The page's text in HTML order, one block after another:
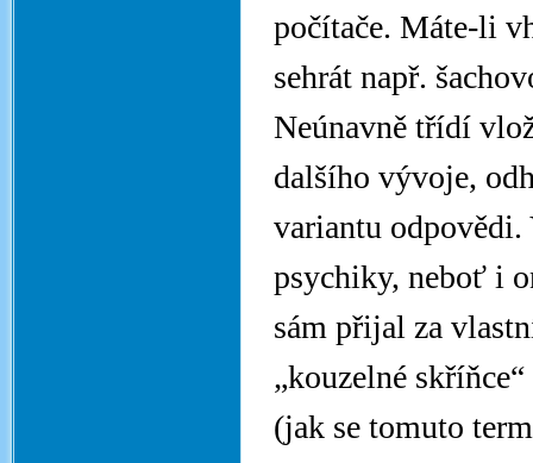
počítače. Máte-li
sehrát např.
Neúnavně třídí
dalšího vývoje,
variantu odpovědi.
psychiky, neboť i
sám přijal za
„kouzelné
(jak se tomuto